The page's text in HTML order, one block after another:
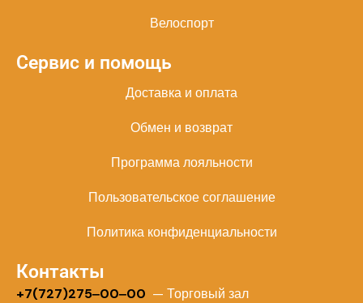
Велоспорт
Сервис и помощь
Доставка и оплата
Обмен и возврат
Программа лояльности
Пользовательское соглашение
Политика конфиденциальности
Контакты
+7(727)275‒00‒00 — Торговый зал